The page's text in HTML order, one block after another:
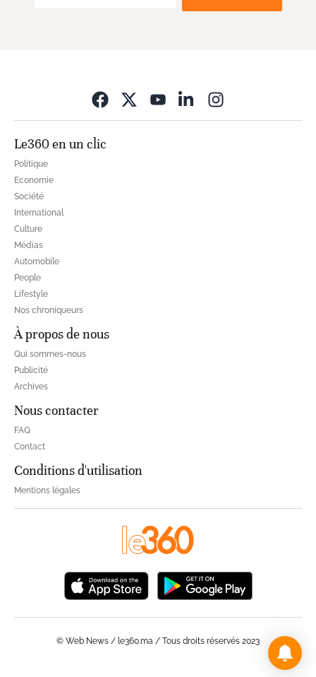
Le360 en un clic
Politique
Economie
Société
International
Culture
Médias
Automobile
People
Lifestyle
Nos chroniqueurs
À propos de nous
Qui sommes-nous
Publicité
Archives
Nous contacter
FAQ
Contact
Conditions d'utilisation
Mentions légales
© Web News / le360.ma / Tous droits réservés 2023